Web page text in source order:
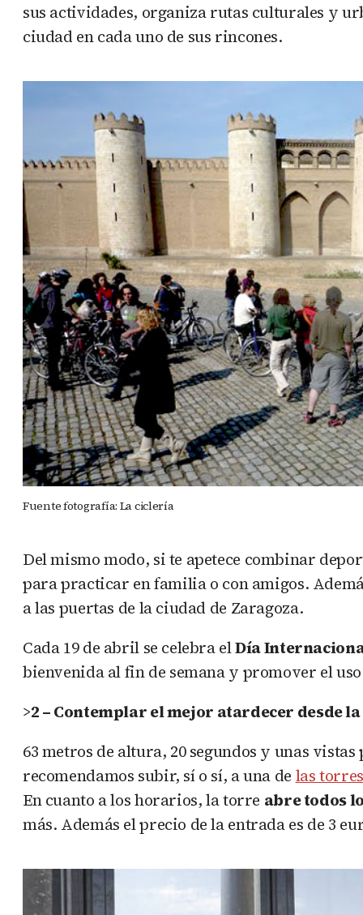
sus actividades, organiza rutas culturales y
ciudad en cada uno de sus rincones.
Fuente fotografía: La ciclería
Del mismo modo, si te apetece combinar
para practicar en familia o con amigos.
a las puertas de la ciudad de Zaragoza.
Cada 19 de abril se celebra elDía
bienvenida al fin de semana y promover el
>2 – Contemplar el mejor atardecer desde
63 metros de altura, 20 segundos y unas
recomendamos subir, sí o sí, a una de las
En cuanto a los horarios, la torre abre todos
más. Además el precio de la entrada es de 3